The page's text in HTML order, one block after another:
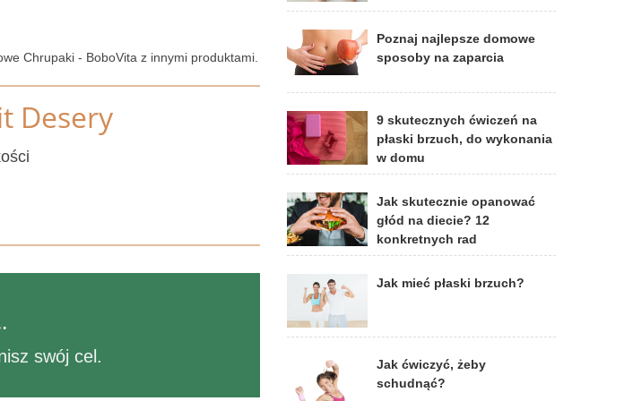
Chrupaki - BoboVita z innymi produktami.
Desery
swój cel.
Poznaj najlepsze domowe
sposoby na zaparcia
9 skutecznych ćwiczeń na
płaski brzuch, do wykonania
w domu
Jak skutecznie opanować
głód na diecie? 12
konkretnych rad
Jak mieć płaski brzuch?
Jak ćwiczyć, żeby
schudnąć?